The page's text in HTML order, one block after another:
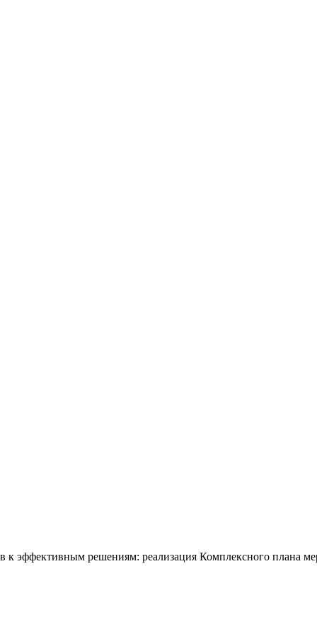
к эффективным решениям: реализация Комплексного плана